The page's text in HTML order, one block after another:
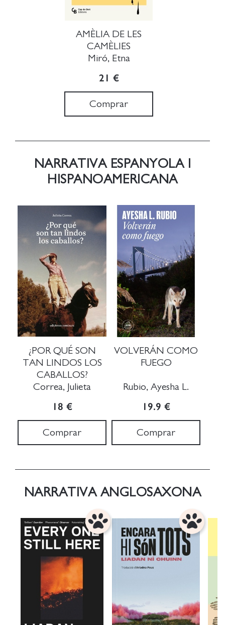
AMÈLIA DE LES
CAMÈLIES
Miró, Etna
21 €
Comprar
NARRATIVA ESPANYOLA I
HISPANOAMERICANA
¿POR QUÉ SON
TAN LINDOS LOS
CABALLOS?
Correa, Julieta
18 €
Comprar
VOLVERÁN COMO
FUEGO
Rubio, Ayesha L.
19.9 €
Comprar
NARRATIVA ANGLOSAXONA